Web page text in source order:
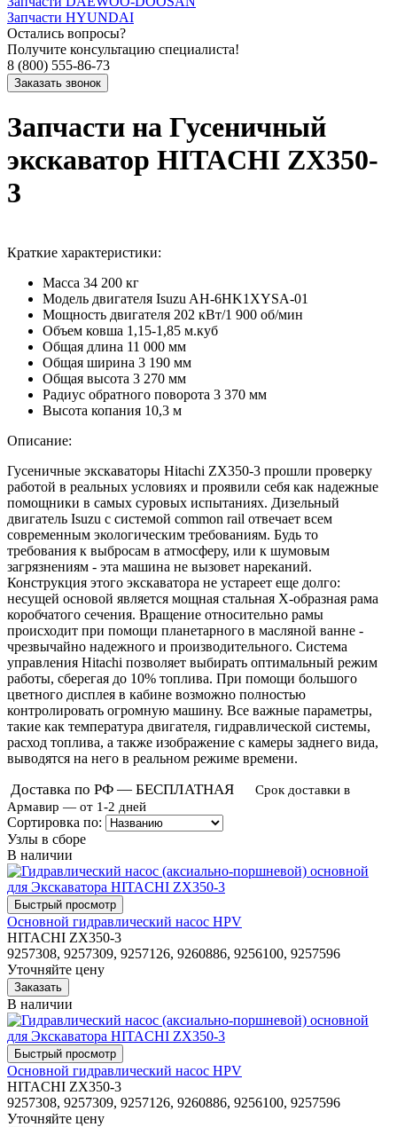
Запчасти HYUNDAI
Остались вопросы?
Получите консультацию специалиста!
8 (800) 555-86-73
Запчасти на Гусеничный
экскаватор HITACHI ZX350-
3
Краткие характеристики:
Масса 34 200 кг
Модель двигателя Isuzu AH-6HK1XYSA-01
Мощность двигателя 202 кВт/1 900 об/мин
Объем ковша 1,15-1,85 м.куб
Общая длина 11 000 мм
Общая ширина 3 190 мм
Общая высота 3 270 мм
Радиус обратного поворота 3 370 мм
Высота копания 10,3 м
Описание:
Гусеничные экскаваторы Hitachi ZX350-3 прошли проверку
работой в реальных условиях и проявили себя как надежные
помощники в самых суровых испытаниях. Дизельный
двигатель Isuzu с системой common rail отвечает всем
современным экологическим требованиям. Будь то
требования к выбросам в атмосферу, или к шумовым
загрязнениям - эта машина не вызовет нареканий.
Конструкция этого экскаватора не устареет еще долго:
несущей основой является мощная стальная Х-образная рама
коробчатого сечения. Вращение относительно рамы
происходит при помощи планетарного в масляной ванне -
чрезвычайно надежного и производительного. Система
управления Hitachi позволяет выбирать оптимальный режим
работы, сберегая до 10% топлива. При помощи большого
цветного дисплея в кабине возможно полностью
контролировать огромную машину. Все важные параметры,
такие как температура двигателя, гидравлической системы,
расход топлива, а также изображение с камеры заднего вида,
выводятся на него в реальном режиме времени.
Доставка по РФ — БЕСПЛАТНАЯ
Срок доставки в
Армавир — от 1-2 дней
Сортировка по:
Узлы в сборе
В наличии
Основной гидравлический насос HPV
HITACHI ZX350-3
9257308, 9257309, 9257126, 9260886, 9256100, 9257596
Уточняйте цену
В наличии
Основной гидравлический насос HPV
HITACHI ZX350-3
9257308, 9257309, 9257126, 9260886, 9256100, 9257596
Уточняйте цену